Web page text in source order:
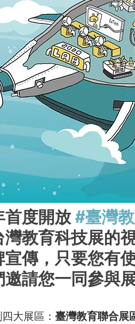
首度開放 #臺灣
灣教育科技展的
宣傳，只要您有
邀請您一同參與
大展區： 臺灣教育聯合展